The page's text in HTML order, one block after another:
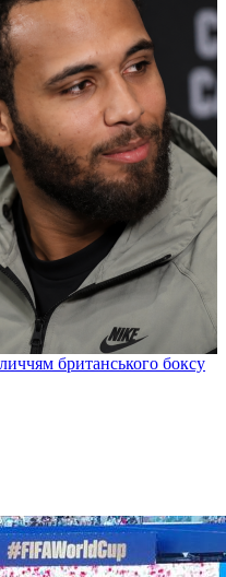
британського боксу